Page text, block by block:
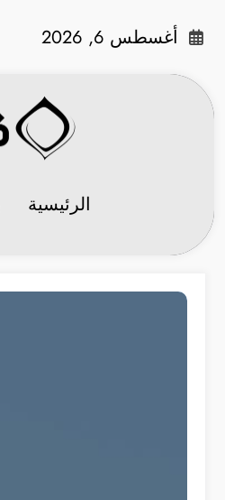
أغسطس 6, 2026
الرئيسية